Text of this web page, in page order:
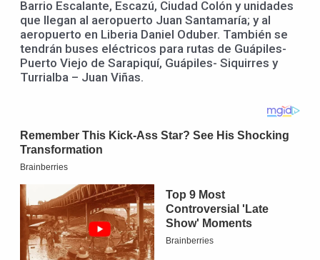
Barrio Escalante, Escazú, Ciudad Colón y unidades
que llegan al aeropuerto Juan Santamaría; y al
aeropuerto en Liberia Daniel Oduber. También se
tendrán buses eléctricos para rutas de Guápiles-
Puerto Viejo de Sarapiquí, Guápiles- Siquirres y
Turrialba – Juan Viñas.